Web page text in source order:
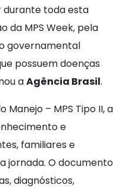
durante toda esta
da MPS Week, pela
governamental
possuem doenças
aAgência Brasil.
– MPS Tipo II, a
e
familiares e
jornada. O documento
diagnósticos,